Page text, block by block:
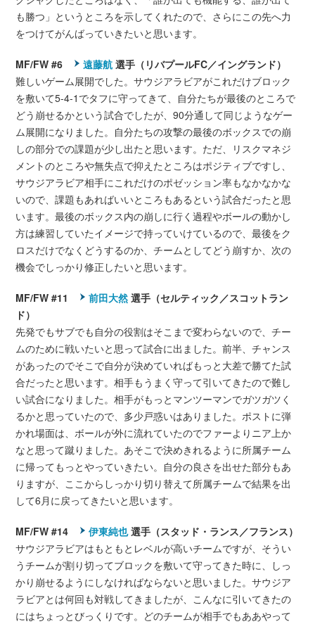
も勝つ」というところを示してくれたので、さらにこの先へ力
をつけてがんばっていきたいと思います。
MF/FW #6 遠藤航 選手（リバプールFC／イングランド）
難しいゲーム展開でした。サウジアラビアがこれだけブロック
を敷いて5-4-1でタフに守ってきて、自分たちが最後のところで
どう崩せるかという試合でしたが、90分通して同じようなゲー
ム展開になりました。自分たちの攻撃の最後のボックスでの崩
しの部分での課題が少し出たと思います。ただ、リスクマネジ
メントのところや無失点で抑えたところはポジティブですし、
サウジアラビア相手にこれだけのポゼッション率もなかなかな
いので、課題もあればいいところもあるという試合だったと思
います。最後のボックス内の崩しに行く過程やボールの動かし
方は練習していたイメージで持っていけているので、最後をク
ロスだけでなくどうするのか、チームとしてどう崩すか、次の
機会でしっかり修正したいと思います。
MF/FW #11 前田大然 選手（セルティック／スコットラン
ド）
先発でもサブでも自分の役割はそこまで変わらないので、チー
ムのために戦いたいと思って試合に出ました。前半、チャンス
があったのでそこで自分が決めていればもっと大差で勝てた試
合だったと思います。相手もうまく守って引いてきたので難し
い試合になりました。相手がもっとマンツーマンでガツガツく
るかと思っていたので、多少戸惑いはありました。ポストに弾
かれ場面は、ボールが外に流れていたのでファーよりニア上か
なと思って蹴りました。あそこで決めきれるように所属チーム
に帰ってもっとやっていきたい。自分の良さを出せた部分もあ
りますが、ここからしっかり切り替えて所属チームで結果を出
して6月に戻ってきたいと思います。
MF/FW #14 伊東純也選手（スタッド・ランス／フランス）
サウジアラビアはもともとレベルが高いチームですが、そうい
うチームが割り切ってブロックを敷いて守ってきた時に、しっ
かり崩せるようにしなければならないと思いました。サウジア
ラビアとは何回も対戦してきましたが、こんなに引いてきたの
にはちょっとびっくりです。どのチームが相手でもああやって